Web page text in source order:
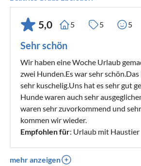
5,0 5 5 5
Sehr schön
Wir haben eine Woche Urlaub
zwei Hunden.Es war sehr
sehr kuschelig.Uns hat es sehr gut
Hunde waren auch sehr
waren sehr zuvorkommend und
kommen wir wieder.
Empfohlen für: Urlaub mit Haustier
mehr anzeigen